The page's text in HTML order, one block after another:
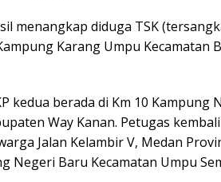
menangkap diduga TSK
Karang Umpu Kecamatan
kedua berada di Km 10 Kampung
Way Kanan. Petugas
Jalan Kelambir V, Medan
Negeri Baru Kecamatan Umpu